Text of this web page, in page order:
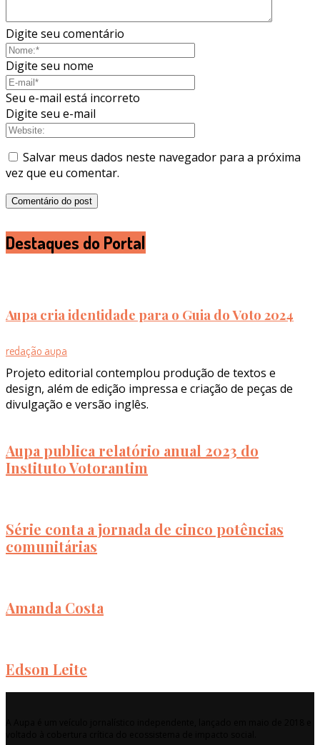
Digite seu comentário
Digite seu nome
Seu e-mail está incorreto
Digite seu e-mail
Salvar meus dados neste navegador para a próxima
vez que eu comentar.
Destaques do Portal
Aupa cria identidade para o Guia do Voto 2024
redação aupa
Projeto editorial contemplou produção de textos e
design, além de edição impressa e criação de peças de
divulgação e versão inglês.
Aupa publica relatório anual 2023 do
Instituto Votorantim
Série conta a jornada de cinco potências
comunitárias
Amanda Costa
Edson Leite